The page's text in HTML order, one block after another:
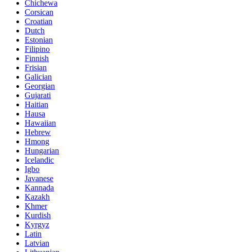
Chichewa
Corsican
Croatian
Dutch
Estonian
Filipino
Finnish
Frisian
Galician
Georgian
Gujarati
Haitian
Hausa
Hawaiian
Hebrew
Hmong
Hungarian
Icelandic
Igbo
Javanese
Kannada
Kazakh
Khmer
Kurdish
Kyrgyz
Latin
Latvian